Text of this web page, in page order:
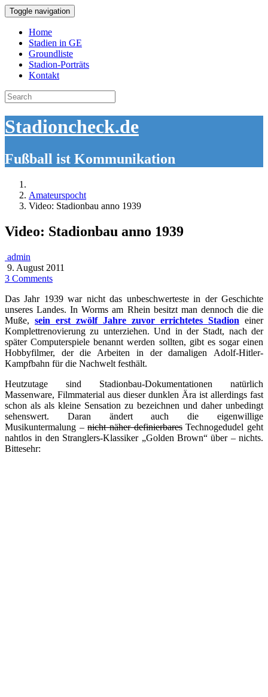
Toggle navigation
Home
Stadien in GE
Groundliste
Stadion-Porträts
Kontakt
Search
for:
Stadioncheck.de
Fußball ist Kommunikation
Amateurspocht
Video: Stadionbau anno 1939
Video: Stadionbau anno 1939
admin
9. August 2011
3 Comments
Das Jahr 1939 war nicht das unbeschwerteste in der Geschichte
unseres Landes. In Worms am Rhein besitzt man dennoch die die
Muße, sein erst zwölf Jahre zuvor errichtetes Stadion einer
Komplettrenovierung zu unterziehen. Und in der Stadt, nach der
später Computerspiele benannt werden sollten, gibt es sogar einen
Hobbyfilmer, der die Arbeiten in der damaligen Adolf-Hitler-
Kampfbahn für die Nachwelt festhält.
Heutzutage sind Stadionbau-Dokumentationen natürlich
Massenware, Filmmaterial aus dieser dunklen Ära ist allerdings fast
schon als als kleine Sensation zu bezeichnen und daher unbedingt
sehenswert. Daran ändert auch die eigenwillige
Musikuntermalung –nicht näher definierbaresTechnogedudel geht
nahtlos in den Stranglers-Klassiker „Golden Brown“ über – nichts.
Bittesehr: